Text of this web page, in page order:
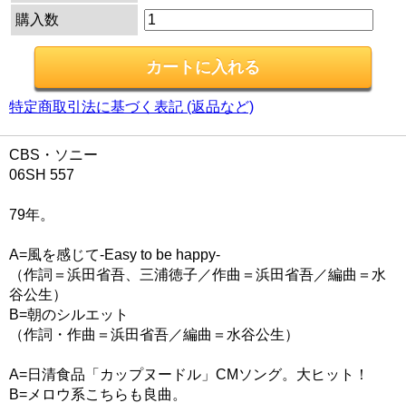
購入数
特定商取引法に基づく表記 (返品など)
CBS・ソニー
06SH 557
79年。
A=風を感じて-Easy to be happy-
（作詞＝浜田省吾、三浦徳子／作曲＝浜田省吾／編曲＝水
谷公生）
B=朝のシルエット
（作詞・作曲＝浜田省吾／編曲＝水谷公生）
A=日清食品「カップヌードル」CMソング。大ヒット！
B=メロウ系こちらも良曲。